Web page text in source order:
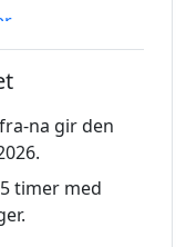
04.08.2026
na gir den
timer med